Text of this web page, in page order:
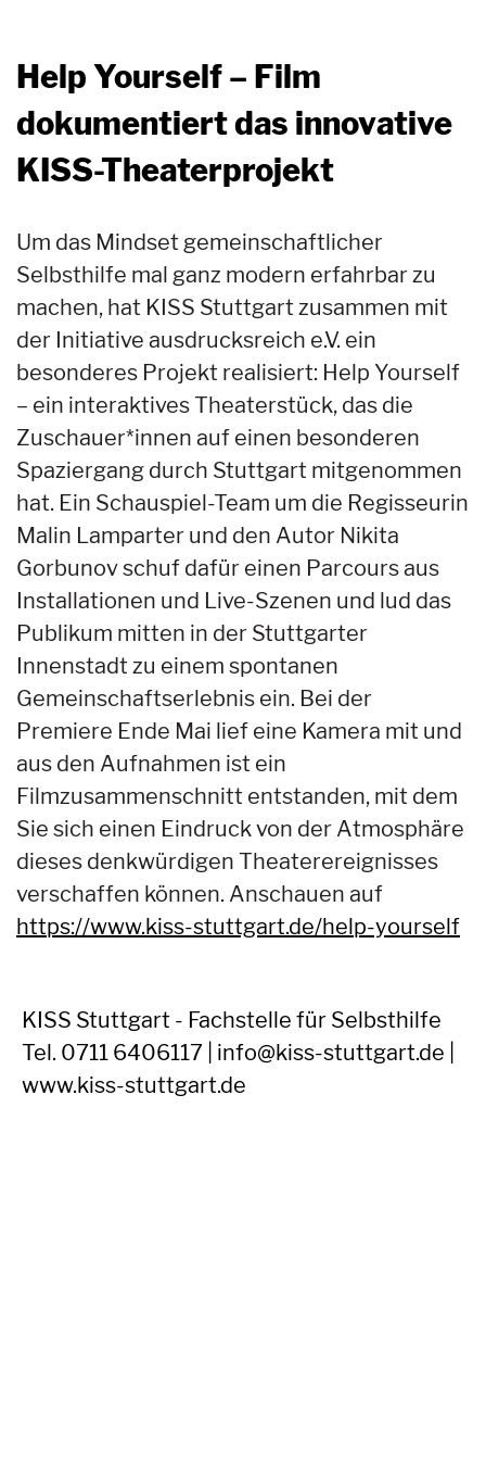
Help Yourself – Film
dokumentiert das innovative
KISS-Theaterprojekt
Um das Mindset gemeinschaftlicher
Selbsthilfe mal ganz modern erfahrbar zu
machen, hat KISS Stuttgart zusammen mit
der Initiative ausdrucksreich e.V. ein
besonderes Projekt realisiert: Help Yourself
– ein interaktives Theaterstück, das die
Zuschauer*innen auf einen besonderen
Spaziergang durch Stuttgart mitgenommen
hat. Ein Schauspiel-Team um die Regisseurin
Malin Lamparter und den Autor Nikita
Gorbunov schuf dafür einen Parcours aus
Installationen und Live-Szenen und lud das
Publikum mitten in der Stuttgarter
Innenstadt zu einem spontanen
Gemeinschaftserlebnis ein. Bei der
Premiere Ende Mai lief eine Kamera mit und
aus den Aufnahmen ist ein
Filmzusammenschnitt entstanden, mit dem
Sie sich einen Eindruck von der Atmosphäre
dieses denkwürdigen Theaterereignisses
verschaffen können. Anschauen auf
https://www.kiss-stuttgart.de/help-yourself
KISS Stuttgart - Fachstelle für Selbsthilfe
Tel. 0711 6406117 | info@kiss-stuttgart.de |
www.kiss-stuttgart.de